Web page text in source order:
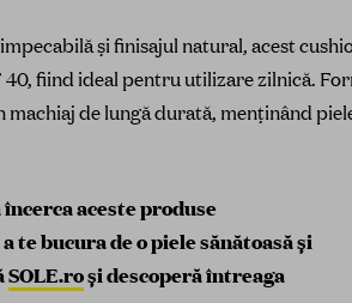
și finisajul natural, acest
fiind ideal pentru utilizare zilnică.
machiaj de lungă durată, menținând
încerca aceste produse
te bucura de o piele sănătoasă și
SOLE.roși descoperă întreaga